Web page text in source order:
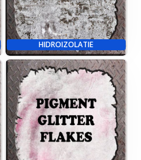
HIDROIZOLATIE